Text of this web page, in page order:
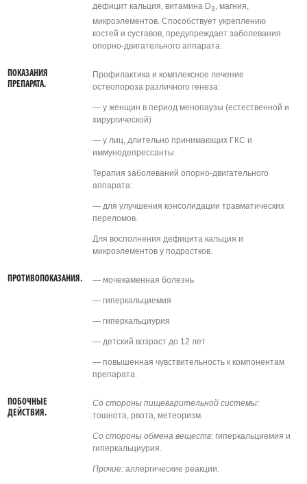
дефицит кальция, витамина D3, магния,
микроэлементов. Способствует укреплению
костей и суставов, предупреждает заболевания
опорно-двигательного аппарата.
ПОКАЗАНИЯ
ПРЕПАРАТА.
Профилактика и комплексное лечение
остеопороза различного генеза:
— у женщин в период менопаузы (естественной и
хирургической)
— у лиц, длительно принимающих ГКС и
иммунодепрессанты.
Терапия заболеваний опорно-двигательного
аппарата:
— для улучшения консолидации травматических
переломов.
Для восполнения дефицита кальция и
микроэлементов у подростков.
ПРОТИВОПОКАЗАНИЯ. — мочекаменная болезнь
— гиперкальциемия
— гиперкальциурия
— детский возраст до 12 лет
— повышенная чувствительность к компонентам
препарата.
ПОБОЧНЫЕ
ДЕЙСТВИЯ.
Со стороны пищеварительной системы:
тошнота, рвота, метеоризм.
Со стороны обмена веществ:гиперкальциемия и
гиперкальциурия.
Прочие:аллергические реакции.